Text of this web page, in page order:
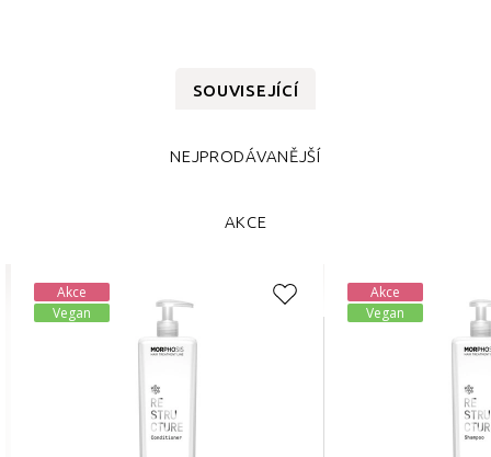
SOUVISEJÍCÍ
NEJPRODÁVANĚJŠÍ
AKCE
Akce
Vegan
Akce
Vegan